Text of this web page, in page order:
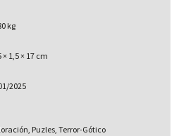
kg
× 1,5 × 17 cm
2025
Puzles, Terror-Gótico